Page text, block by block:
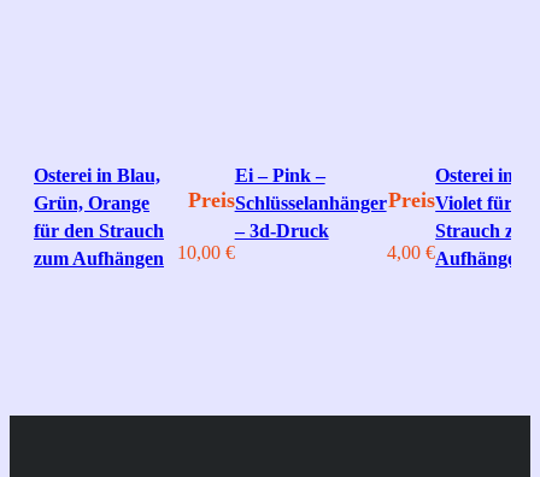
Osterei in Blau,
Grün, Orange
für den Strauch
zum Aufhängen
Preis
10,00 €
Ei – Pink –
Schlüsselanhänger
– 3d-Druck
Preis
4,00€
Osterei in
Violet für
Strauch zum
Aufhängen